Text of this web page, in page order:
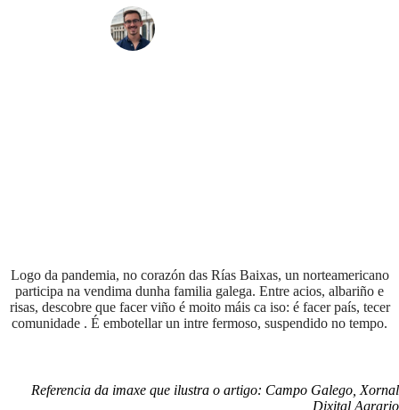
Logo da pandemia, no corazón das Rías Baixas, un norteamericano
participa na vendima dunha familia galega. Entre acios, albariño e
risas, descobre que facer viño é moito máis ca iso: é facer país, tecer
comunidade . É embotellar un intre fermoso, suspendido no tempo.
Referencia da imaxe que ilustra o artigo: Campo Galego, Xornal
Dixital Agrario